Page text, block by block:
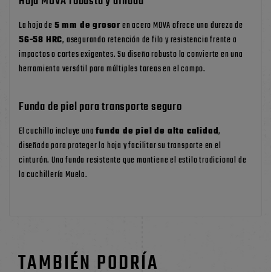
La hoja de5 mm de grosoren acero MOVA ofrece una dureza de
56-58 HRC, asegurando retención de filo y resistencia frente a
impactos o cortes exigentes. Su diseño robusto la convierte en una
herramienta versátil para múltiples tareas en el campo.
Funda de piel para transporte seguro
El cuchillo incluye unafunda de piel de alta calidad,
diseñada para proteger la hoja y facilitar su transporte en el
cinturón. Una funda resistente que mantiene el estilo tradicional de
la cuchillería Muela.
TAMBIÉN PODRÍA